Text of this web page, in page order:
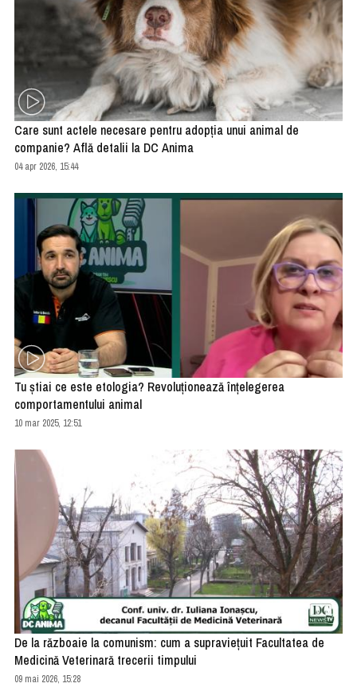
Care sunt actele necesare pentru adopția unui animal de
companie? Află detalii la DC Anima
04 apr 2026, 15:44
Tu știai ce este etologia? Revoluționează înțelegerea
comportamentului animal
10 mar 2025, 12:51
De la războaie la comunism: cum a supraviețuit Facultatea de
Medicină Veterinară trecerii timpului
09 mai 2026, 15:28